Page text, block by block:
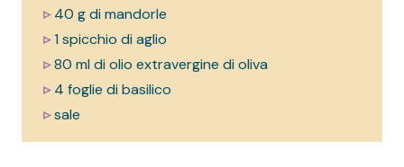
▹40 g di mandorle
▹1 spicchio di aglio
▹80 ml di olio extravergine di oliva
▹4 foglie di basilico
▹sale